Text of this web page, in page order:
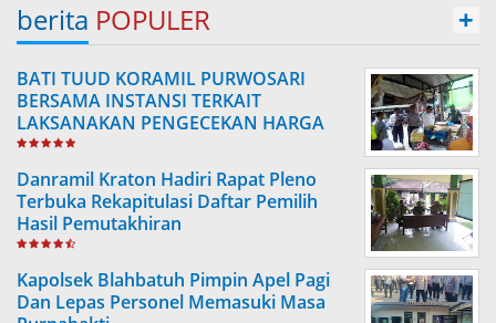
berita POPULER +
BATI TUUD KORAMIL PURWOSARI
BERSAMA INSTANSI TERKAIT
LAKSANAKAN PENGECEKAN HARGA
SEMBAKO
Danramil Kraton Hadiri Rapat Pleno
Terbuka Rekapitulasi Daftar Pemilih
Hasil Pemutakhiran
Kapolsek Blahbatuh Pimpin Apel Pagi
Dan Lepas Personel Memasuki Masa